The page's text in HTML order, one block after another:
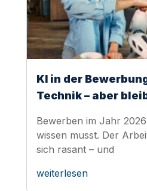
KI in der
Technik – aber
Bewerben im Jahr
wissen musst. Der
sich rasant – und
weiterlesen